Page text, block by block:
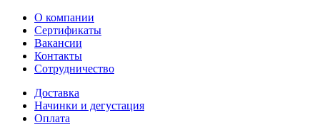
О компании
Сертификаты
Вакансии
Контакты
Сотрудничество
Доставка
Начинки и дегустация
Оплата